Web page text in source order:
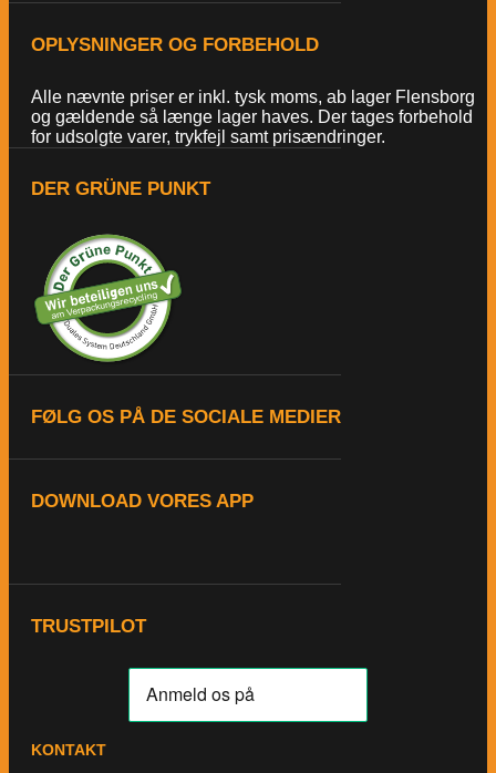
OPLYSNINGER OG FORBEHOLD
Alle nævnte priser er inkl. tysk moms, ab lager Flensborg
og gældende så længe lager haves. Der tages forbehold
for udsolgte varer, trykfejl samt prisændringer.
DER GRÜNE PUNKT
FØLG OS PÅ DE SOCIALE MEDIER
DOWNLOAD VORES APP
TRUSTPILOT
KONTAKT